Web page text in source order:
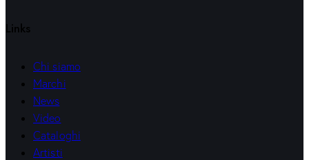
Links
Chi siamo
Marchi
News
Video
Cataloghi
Artisti